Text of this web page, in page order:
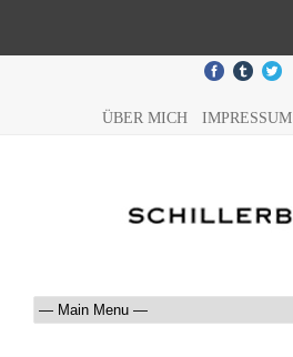
ÜBER MICH IMPRESSUM